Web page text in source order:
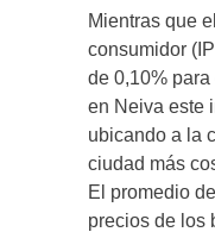
Mientras que
consumidor
de 0,10%
en Neiva este
ubicando a la
ciudad más
El promedio
precios de los